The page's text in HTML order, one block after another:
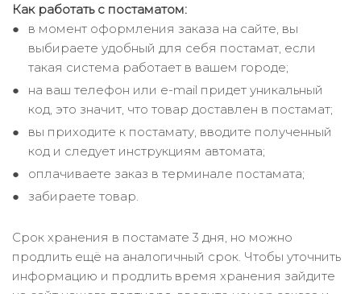
Как работать с постаматом:
в момент оформления заказа на сайте, вы
выбираете удобный для себя постамат, если
такая система работает в вашем городе;
на ваш телефон или e-mail придет уникальный
код, это значит, что товар доставлен в постамат;
вы приходите к постамату, вводите полученный
код и следует инструкциям автомата;
оплачиваете заказ в терминале постамата;
забираете товар.
Срок хранения в постамате 3 дня, но можно
продлить ещё на аналогичный срок. Чтобы уточнить
информацию и продлить время хранения зайдите